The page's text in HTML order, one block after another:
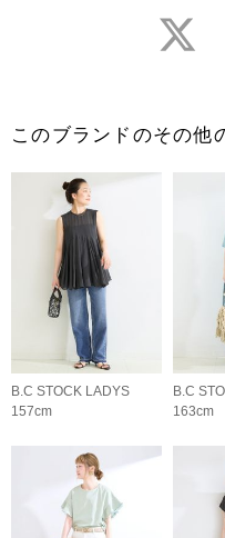
このブランドのその他
B.C STOCK LADYS
157cm
B.C
163cm